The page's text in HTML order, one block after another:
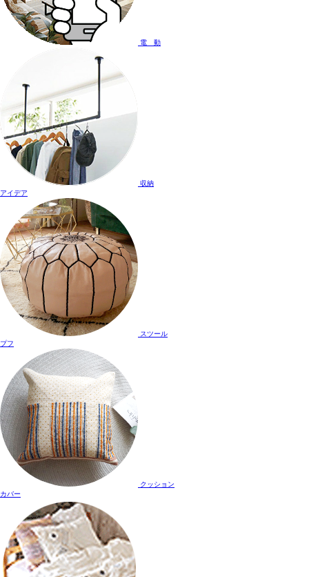
電 動
収納
アイデア
スツール
プフ
クッション
カバー